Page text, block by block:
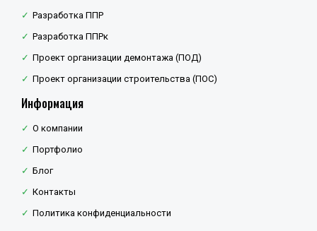
Разработка ППР
Разработка ППРк
Проект организации демонтажа (ПОД)
Проект организации строительства (ПОС)
Информация
О компании
Портфолио
Блог
Контакты
Политика конфиденциальности